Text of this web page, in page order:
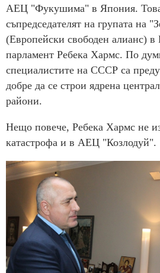
АЕЦ "Фукушима" в Япония. Това
съпредседателят на групата на
(Европейски свободен алианс) в
парламент Ребека Хармс. По
специалистите на СССР са
добре да се строи ядрена
райони.
Нещо повече, Ребека Хармс не
катастрофа и в АЕЦ "Козлодуй".